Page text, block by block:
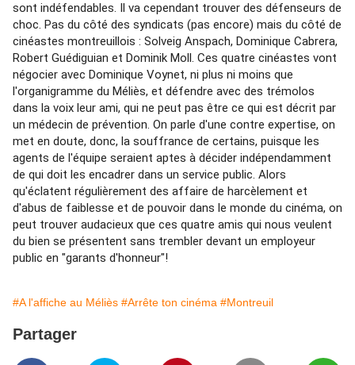
sont indéfendables. Il va cependant trouver des défenseurs de
choc. Pas du côté des syndicats (pas encore) mais du côté de
cinéastes montreuillois : Solveig Anspach, Dominique Cabrera,
Robert Guédiguian et Dominik Moll. Ces quatre cinéastes vont
négocier avec Dominique Voynet, ni plus ni moins que
l'organigramme du Méliès, et défendre avec des trémolos
dans la voix leur ami, qui ne peut pas être ce qui est décrit par
un médecin de prévention. On parle d'une contre expertise, on
met en doute, donc, la souffrance de certains, puisque les
agents de l'équipe seraient aptes à décider indépendamment
de qui doit les encadrer dans un service public. Alors
qu'éclatent régulièrement des affaire de harcèlement et
d'abus de faiblesse et de pouvoir dans le monde du cinéma, on
peut trouver audacieux que ces quatre amis qui nous veulent
du bien se présentent sans trembler devant un employeur
public en "garants d'honneur"!
#A l'affiche au Méliès #Arrête ton cinéma #Montreuil
Partager